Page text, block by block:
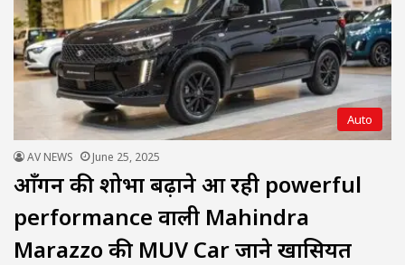
Auto
AV NEWS June 25, 2025
आँगन की शोभा बढ़ाने आ रही powerful
performance वाली Mahindra
Marazzo की MUV Car जाने खासियत